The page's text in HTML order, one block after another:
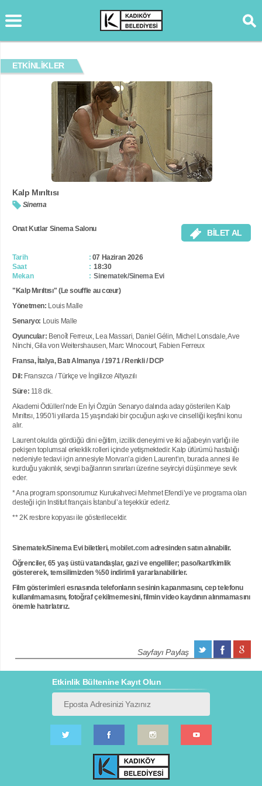
ETKİNLİKLER
Kalp Mırıltısı
Sinema
BİLET AL
Tarih
07 Haziran 2026
Saat
18:30
Mekan
Sinematek/Sinema Evi
Onat Kutlar Sinema Salonu
"Kalp Mırıltısı" (Le souffle au cœur)
Yönetmen: Louis Malle
Senaryo: Louis Malle
Oyuncular: Benoît Ferreux, Lea Massari, Daniel Gélin, Michel Lonsdale, Ave
Ninchi, Gila von Weitershausen, Marc Winocourt, Fabien Ferreux
Fransa, İtalya, Batı Almanya / 1971 / Renkli / DCP
Dil: Fransızca / Türkçe ve İngilizce Altyazılı
Süre: 118 dk.
Akademi Ödülleri’nde En İyi Özgün Senaryo dalında aday gösterilen Kalp
Mırıltısı, 1950’li yıllarda 15 yaşındaki bir çocuğun aşkı ve cinselliği keşfini konu
alır.
Laurent okulda gördüğü dini eğitim, izcilik deneyimi ve iki ağabeyin varlığı ile
pekişen toplumsal erkeklik rolleri içinde yetişmektedir. Kalp üfürümü hastalığı
nedeniyle tedavi için annesiyle Morvan’a giden Laurent’ın, burada annesi ile
kurduğu yakınlık, sevgi bağlarının sınırları üzerine seyirciyi düşünmeye sevk
eder.
* Ana program sponsorumuz Kurukahveci Mehmet Efendi’ye ve programa olan
desteği için Institut français İstanbul’a teşekkür ederiz.
** 2K restore kopyası ile gösterilecektir.
Sinematek/Sinema Evi biletleri,mobilet.com adresinden satın alınabilir.
Öğrenciler, 65 yaş üstü vatandaşlar, gazi ve engelliler; paso/kart/kimlik
göstererek, temsilimizden %50 indirimli yararlanabilirler.
Film gösterimleri esnasında telefonların sesinin kapanmasını, cep telefonu
kullanılmamasını, fotoğraf çekilmemesini, filmin video kaydının alınmamasını
önemle hatırlatırız.
Sayfayı Paylaş
Etkinlik Bültenine Kayıt Olun